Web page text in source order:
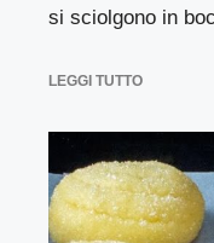
si sciolgono in
LEGGI TUTTO